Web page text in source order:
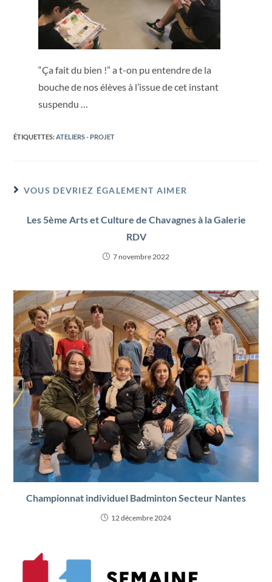
“Ça fait du bien !” a t-on pu entendre de la
bouche de nos élèves à l’issue de cet instant
suspendu …
ÉTIQUETTES:ATELIERS - PROJET
VOUS DEVRIEZ ÉGALEMENT AIMER
Les 5ème Arts et Culture de Chavagnes à la Galerie
RDV
7 novembre 2022
Championnat individuel Badminton Secteur Nantes
12 décembre 2024